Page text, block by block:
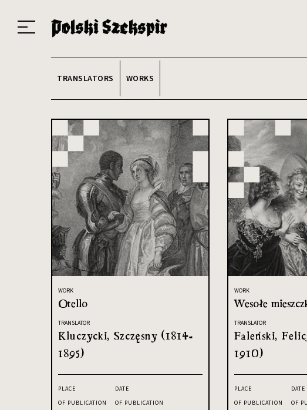
TRANSLATORS WORKS
WORK
Otello
TRANSLATOR
Kluczycki, Szczęsny (1814-
1895)
PLACE
OF PUBLICATION
DATE
OF PUBLICATION
WORK
Wesołe
TRANSLATOR
Faleński,
1910)
PLACE
OF PUBLICATION
DATE
OF